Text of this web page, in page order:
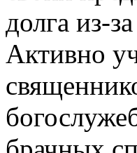
долга из-
Активно